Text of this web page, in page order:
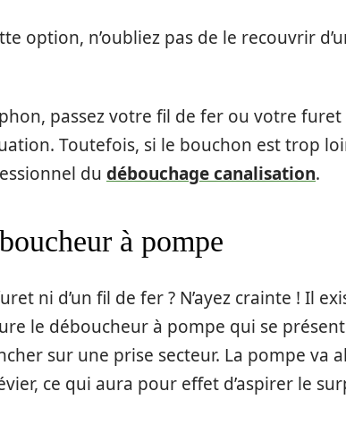
option, n’oubliez pas de le recouvrir
passez votre fil de fer ou votre
Toutefois, si le bouchon est trop
du débouchage canalisation.
à pompe
ni d’un fil de fer ? N’ayez crainte ! Il
le déboucheur à pompe qui se
sur une prise secteur. La pompe va
ce qui aura pour effet d’aspirer le